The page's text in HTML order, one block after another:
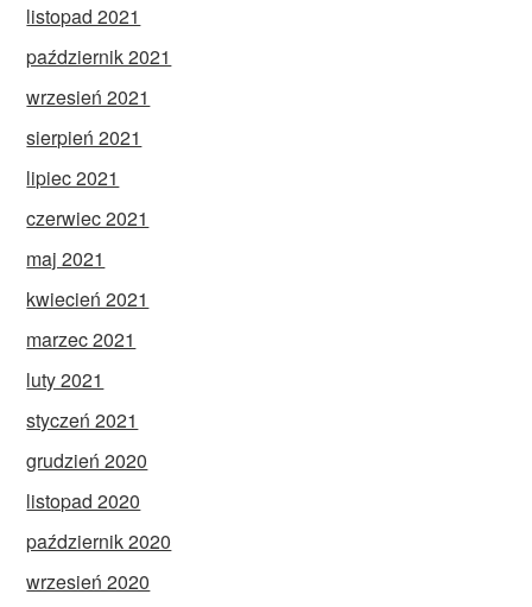
listopad 2021
październik 2021
wrzesień 2021
sierpień 2021
lipiec 2021
czerwiec 2021
maj 2021
kwiecień 2021
marzec 2021
luty 2021
styczeń 2021
grudzień 2020
listopad 2020
październik 2020
wrzesień 2020